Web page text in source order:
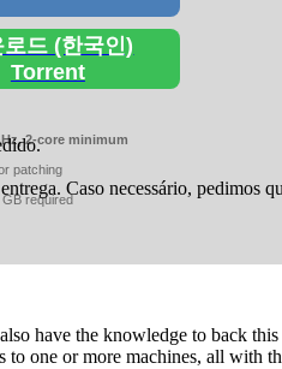
Caso necessário, pedimos
로드 (한국인)
Torrent
2-core minimum
patching
required
have the knowledge to back
one or more machines, all with